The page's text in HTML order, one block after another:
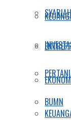
BUMN
SYARIAH